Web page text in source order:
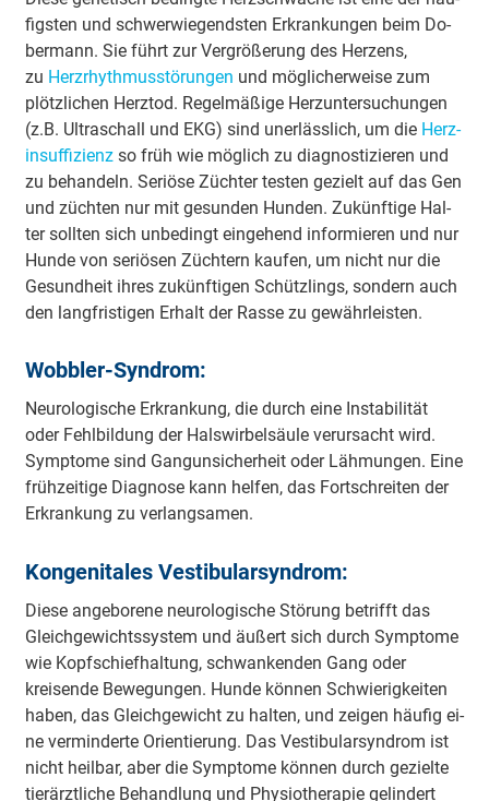
figs­ten und schwer­wie­gends­ten Er­kran­kun­gen beim Do­
ber­mann. Sie führt zur Ver­grö­ße­rung des Her­zens,
zu Herz­rhyth­mus­stö­run­gen und mög­li­cher­wei­se zum
plötz­li­chen Herz­tod. Re­gel­mä­ßi­ge Herz­un­ter­su­chun­gen
(z.B. Ul­tra­schall und EKG) sind un­er­läss­lich, um die Herz­
insuffizienzso früh wie mög­lich zu dia­gno­sti­zie­ren und
zu be­han­deln. Se­ri­ö­se Züch­ter tes­ten ge­zielt auf das Gen
und züch­ten nur mit ge­sun­den Hun­den. Zu­kün­fti­ge Hal­
ter soll­ten sich un­be­dingt ein­geh­end in­for­mie­ren und nur
Hun­de von se­ri­ö­sen Züch­tern kau­fen, um nicht nur die
Ge­sund­heit ih­res zu­kün­fti­gen Schütz­lings, son­dern auch
den lang­fris­ti­gen Er­halt der Ras­se zu ge­währ­leis­ten.
Wobbler-Syndrom:
Neurolo­gische Er­kran­kung, die durch ei­ne In­sta­bi­li­tät
oder Fehl­bil­dung der Hals­wir­bel­säu­le ver­ur­sacht wird.
Sym­pto­me sind Gang­un­si­cher­heit oder Läh­mun­gen. Ei­ne
früh­zei­tige Dia­gno­se kann hel­fen, das Fort­schrei­ten der
Er­kran­kung zu ver­lang­sa­men.
Kongenitales Vestibularsyndrom:
Die­se an­ge­bo­re­ne neu­rolo­gi­sche Stö­rung be­trifft das
Gleich­ge­wichts­sys­tem und äu­ßert sich durch Sym­pto­me
wie Kopf­schief­hal­tung, schwank­en­den Gang oder
kreisen­de Be­we­gun­gen. Hun­de kön­nen Schwie­rig­kei­ten
ha­ben, das Gleich­ge­wicht zu hal­ten, und zei­gen häu­fig ei­
ne ver­min­der­te Ori­en­tie­rung. Das Ves­tibu­lar­syndrom ist
nicht heil­bar, aber die Sym­pto­me kön­nen durch ge­ziel­te
tier­ärzt­li­che Be­hand­lung und Phy­sio­the­ra­pie ge­lin­dert